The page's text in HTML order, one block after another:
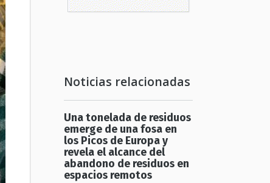
Noticias relacionadas
Una tonelada de residuos
emerge de una fosa en
los Picos de Europa y
revela el alcance del
abandono de residuos en
espacios remotos